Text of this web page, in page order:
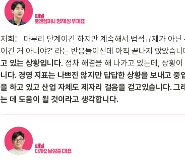
저희는 마무리 단계이긴 하지만 계속해서 법적규제가 아
이긴 거 아니야?’ 라는 반응들이신데 아직 끝나지 않았습
고 있는 상황입니다. 점차 해결을 해 나가고 있는데, 상황
니다. 경영 지표는 나쁘진 않지만 답답한 상황을 보내고 중
을 하고 있고 산업 자체도 제자리 걸음을 걷고있습니다.
는 데 도움이 될 것이라고 생각합니다.